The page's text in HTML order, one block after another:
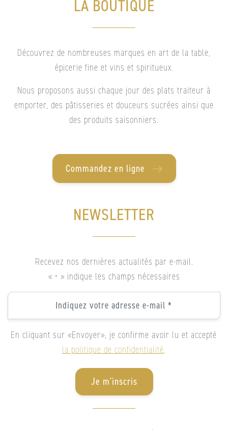
LA BOUTIQUE
Découvrez de nombreuses marques en art de la table,
épicerie fine et vins et spiritueux.
Nous proposons aussi chaque jour des plats traiteur à
emporter, des pâtisseries et douceurs sucrées ainsi que
des produits saisonniers.
Commandez en ligne
NEWSLETTER
Recevez nos dernières actualités par e-mail.
« * » indique les champs nécessaires
Email
**
En cliquant sur «Envoyer», je confirme avoir lu et accepté
la politique de confidentialité.
Je m'inscris